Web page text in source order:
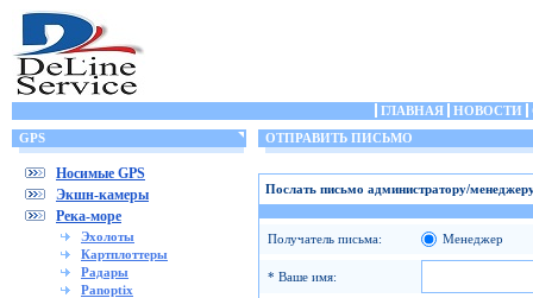
ГЛАВНАЯ НОВОСТИ
GPS
Носимые GPS
Экшн-камеры
Река-море
Эхолоты
Картплоттеры
Радары
Panoptix
ОТПРАВИТЬ ПИСЬМО
Послать письмо администратору/
Получатель письма: Менеджер
* Ваше имя: